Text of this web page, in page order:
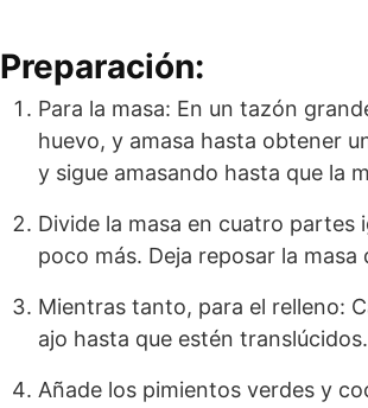
Preparación:
Para la masa: En un tazón
huevo, y amasa hasta obtener
y sigue amasando hasta que la
Divide la masa en cuatro partes
poco más. Deja reposar la
Mientras tanto, para el relleno:
ajo hasta que estén translúcidos.
Añade los pimientos verdes y